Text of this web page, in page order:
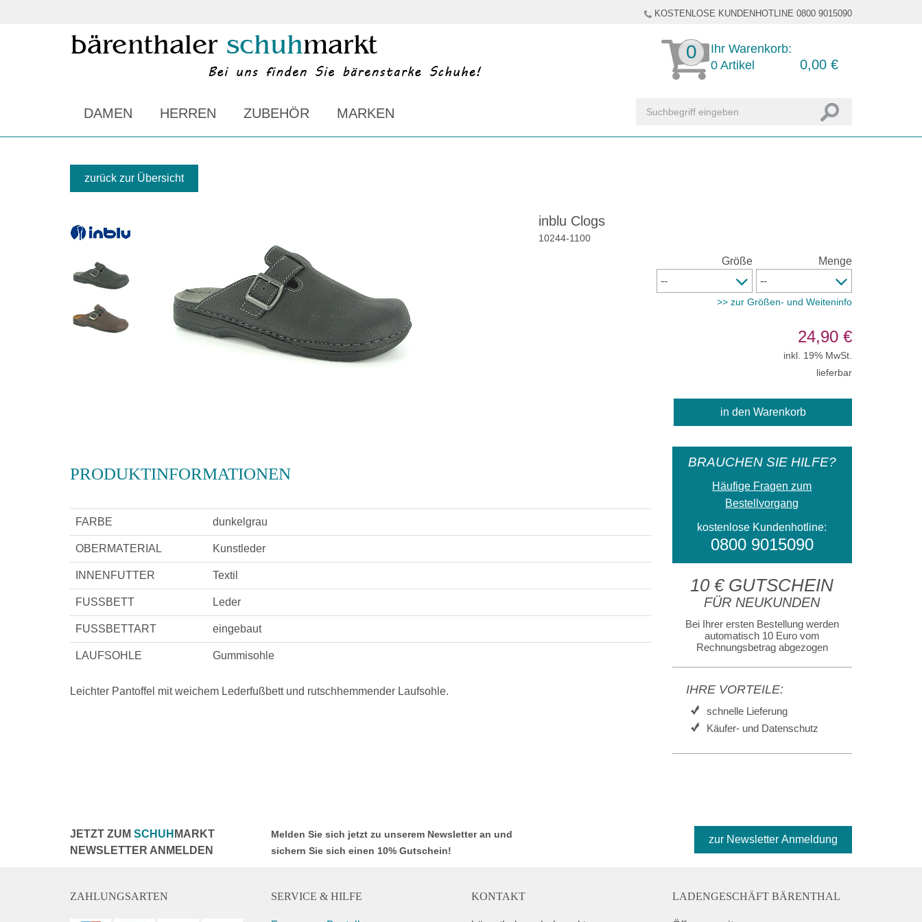
KOSTENLOSE KUNDENHOTLINE 0800 9015090
0
Ihr Warenkorb:
0 Artikel 0,00 €
DAMEN HERREN ZUBEHÖR MARKEN
inblu Clogs
10244-1100
Größe Menge
>> zur Größen- und Weiteninfo
24,90 €
inkl. 19% MwSt.
lieferbar
PRODUKTINFORMATIONEN
FARBE dunkelgrau
OBERMATERIAL Kunstleder
INNENFUTTER Textil
FUSSBETT Leder
FUSSBETTART eingebaut
LAUFSOHLE Gummisohle
Leichter Pantoffel mit weichem Lederfußbett und rutschhemmender Laufsohle.
BRAUCHEN SIE HILFE?
Häufige Fragen zum
Bestellvorgang
kostenlose Kundenhotline:
0800 9015090
10 € GUTSCHEIN
FÜR NEUKUNDEN
Bei Ihrer ersten Bestellung werden
automatisch 10 Euro vom
Rechnungsbetrag abgezogen
IHRE VORTEILE:
schnelle Lieferung
Käufer- und Datenschutz
JETZT ZUM SCHUH MARKT
NEWSLETTER ANMELDEN
Melden Sie sich jetzt zu unserem Newsletter an und
sichern Sie sich einen 10% Gutschein!
ZAHLUNGSARTEN SERVICE & HILFE KONTAKT LADENGESCHÄFT BÄRENTHAL